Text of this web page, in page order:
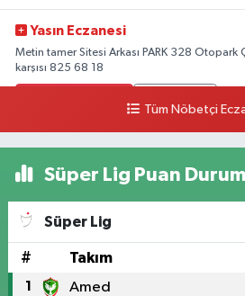
Yasın Eczanesi
Metin tamer Sitesi Arkası PARK 328 Otopark
karşısı 825 68 18
Tüm Nöbetçi
Süper Lig Puan
Süper Lig
# Takım
1 Amed